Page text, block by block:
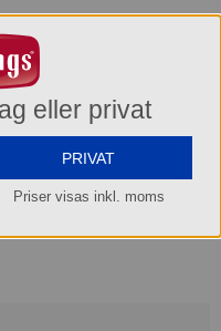
eller privat
PRIVAT
Priser visas inkl. moms